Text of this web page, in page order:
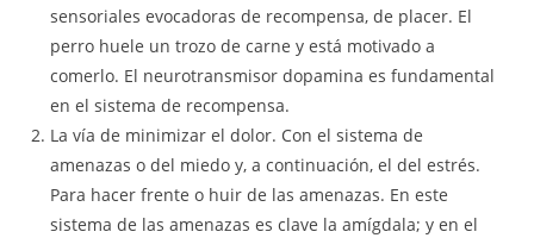
sensoriales evocadoras de recompensa, de placer. El
perro huele un trozo de carne y está motivado a
comerlo. El neurotransmisor dopamina es fundamental
en el sistema de recompensa.
La vía de minimizar el dolor. Con el sistema de
amenazas o del miedo y, a continuación, el del estrés.
Para hacer frente o huir de las amenazas. En este
sistema de las amenazas es clave la amígdala; y en el